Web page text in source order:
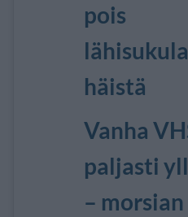
pois
häistä
Vanha
paljasti
–